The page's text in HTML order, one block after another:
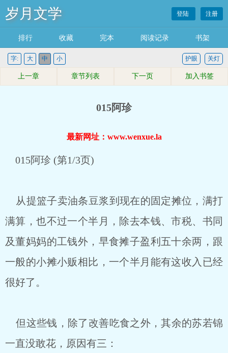
岁月文学 登陆 注册
排行 收藏 完本 阅读记录 书架
字: 大 中 小 关灯
护眼
上一章 章节列表 下一页 加入书签
015阿珍
最新网址：www.wenxue.la
015阿珍 (第1/3页)
从提篮子卖油条豆浆到现在的固定摊位，满打
满算，也不过一个半月，除去本钱、市税、书同
及董妈妈的工钱外，早食摊子盈利五十余两，跟
一般的小摊小贩相比，一个半月能有这收入已经
很好了。
但这些钱，除了改善吃食之外，其余的苏若锦
一直没敢花，原因有三：